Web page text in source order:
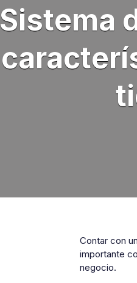
Sistema
Contar con
importante
negocio.